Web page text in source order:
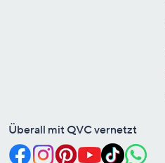
Überall mit QVC vernetzt